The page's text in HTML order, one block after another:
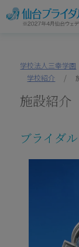
学校法人三幸学園
学校紹介
/
施設紹介
ブライダ